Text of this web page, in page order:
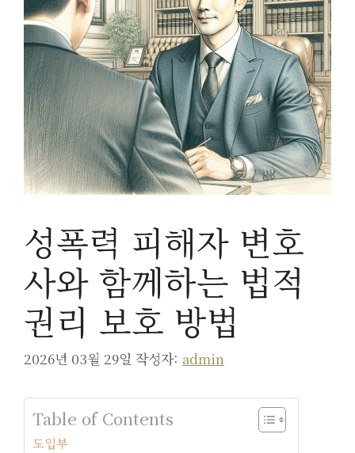
성폭력 피해자 변호
사와 함께하는 법적
권리 보호 방법
2026년 03월 29일 작성자: admin
Table of Contents
도입부